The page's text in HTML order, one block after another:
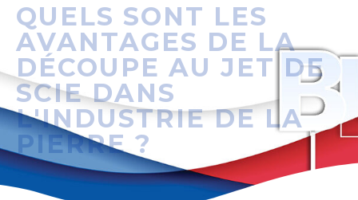
QUELS SONT LES
AVANTAGES DE LA
DÉCOUPE AU JET DE
SCIE DANS
L'INDUSTRIE DE LA
PIERRE ?